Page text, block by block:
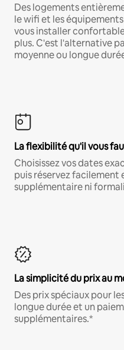
Des logements
le wifi et les
vous installer
plus. C'est l'alternative
moyenne ou longue
La flexibilité qu'il vous
Choisissez vos dates
puis réservez facilement
supplémentaire ni
La simplicité du prix au
Des prix spéciaux pour
longue durée et un
supplémentaires.*